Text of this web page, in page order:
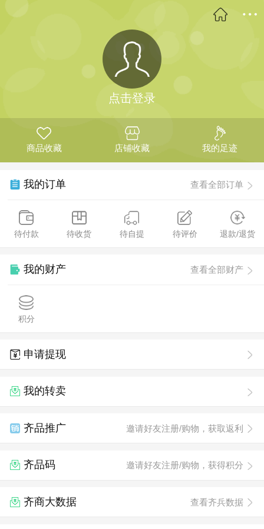
点击登录
商品收藏 店铺收藏 我的足迹
我的订单 查看全部订单
待付款 待收货 待自提 待评价 退款/退货
我的财产 查看全部财产
积分
申请提现
我的转卖
齐品推广 邀请好友注册/购物，获取返利
齐品码 邀请好友注册/购物，获得积分
齐商大数据 查看齐兵数据